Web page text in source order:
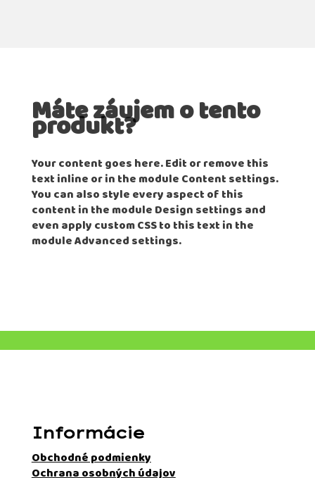
Máte záujem o tento
produkt?
Your content goes here. Edit or remove this
text inline or in the module Content settings.
You can also style every aspect of this
content in the module Design settings and
even apply custom CSS to this text in the
module Advanced settings.
Informácie
Obchodné podmienky
Ochrana osobných údajov